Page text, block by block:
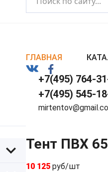
ГЛАВНАЯ
+7(495) 764-
+7(495) 545-
Тент ПВХ
10 125 руб/шт